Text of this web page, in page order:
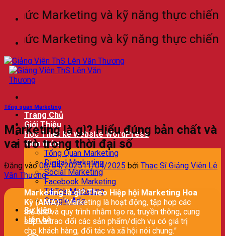
qua
dung
Marketing và kỹ năng thực chiến cho
Marketing và kỹ năng thực chiến cho
Trang Chủ
Giới Thiệu
Học Thiết kế website WordPress
Kiến thức
Tổng Quan Marketing
Digital Marketing
Social Marketing
Facebook Marketing
TikTok Marketing
Google Ads
Sự kiện
Liên hệ
Tổng quan Marketing
Marketing là gì? Hiểu đúng bản chất và
vai trò trong thời đại số
Đăng vào08/04/202511/04/2025 bởi Thạc Sĩ Giảng Viên Lê
Văn Thương
Marketing là gì? Theo Hiệp hội Marketing Hoa
Kỳ (AMA):“Marketing là hoạt động, tập hợp các
thể chế và quy trình nhằm tạo ra, truyền thông, cung
cấp và trao đổi các sản phẩm/dịch vụ có giá trị
cho khách hàng, đối tác và xã hội nói chung.”